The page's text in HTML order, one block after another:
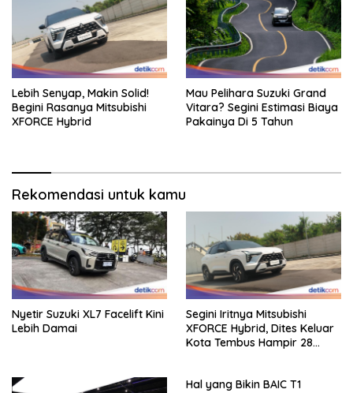
Lebih Senyap, Makin Solid!
Begini Rasanya Mitsubishi
XFORCE Hybrid
Mau Pelihara Suzuki Grand
Vitara? Segini Estimasi Biaya
Pakainya Di 5 Tahun
Rekomendasi untuk kamu
Nyetir Suzuki XL7 Facelift Kini
Lebih Damai
Segini Iritnya Mitsubishi
XFORCE Hybrid, Dites Keluar
Kota Tembus Hampir 28
Hal yang Bikin BAIC T1